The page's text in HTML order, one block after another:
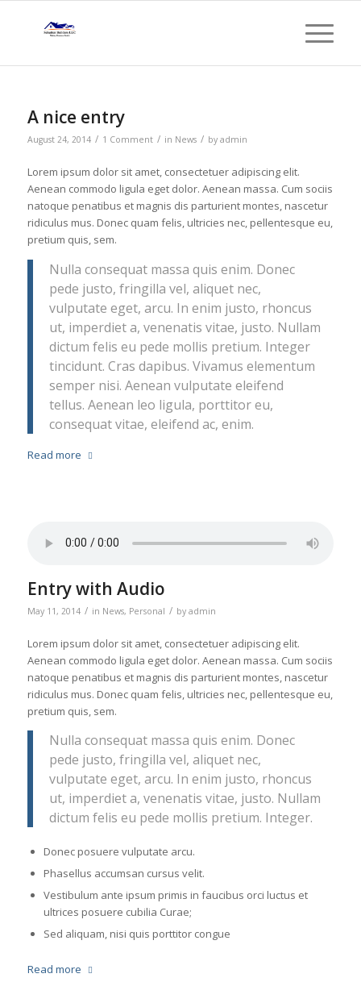
A nice entry
August 24, 2014 / 1 Comment / in News / by admin
Lorem ipsum dolor sit amet, consectetuer adipiscing elit.
Aenean commodo ligula eget dolor. Aenean massa. Cum sociis
natoque penatibus et magnis dis parturient montes, nascetur
ridiculus mus. Donec quam felis, ultricies nec, pellentesque eu,
pretium quis, sem.
Nulla consequat massa quis enim. Donec
pede justo, fringilla vel, aliquet nec,
vulputate eget, arcu. In enim justo, rhoncus
ut, imperdiet a, venenatis vitae, justo. Nullam
dictum felis eu pede mollis pretium. Integer
tincidunt. Cras dapibus. Vivamus elementum
semper nisi. Aenean vulputate eleifend
tellus. Aenean leo ligula, porttitor eu,
consequat vitae, eleifend ac, enim.
Read more
Entry with Audio
May 11, 2014 / in News, Personal / by admin
Lorem ipsum dolor sit amet, consectetuer adipiscing elit.
Aenean commodo ligula eget dolor. Aenean massa. Cum sociis
natoque penatibus et magnis dis parturient montes, nascetur
ridiculus mus. Donec quam felis, ultricies nec, pellentesque eu,
pretium quis, sem.
Nulla consequat massa quis enim. Donec
pede justo, fringilla vel, aliquet nec,
vulputate eget, arcu. In enim justo, rhoncus
ut, imperdiet a, venenatis vitae, justo. Nullam
dictum felis eu pede mollis pretium. Integer.
Donec posuere vulputate arcu.
Phasellus accumsan cursus velit.
Vestibulum ante ipsum primis in faucibus orci luctus et
ultrices posuere cubilia Curae;
Sed aliquam, nisi quis porttitor congue
Read more